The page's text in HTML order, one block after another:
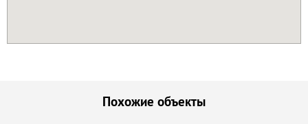
Похожие объекты